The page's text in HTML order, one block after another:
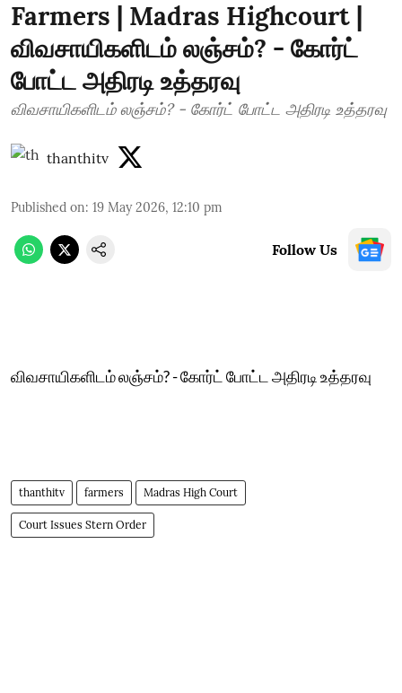
Farmers | Madras Highcourt |
விவசாயிகளிடம் லஞ்சம்? - கோர்ட்
போட்ட அதிரடி உத்தரவு
விவசாயிகளிடம் லஞ்சம்? - கோர்ட் போட்ட அதிரடி உத்தரவு
thanthitv
Published on: 19 May 2026, 12:10 pm
Follow Us
விவசாயிகளிடம் லஞ்சம்? - கோர்ட் போட்ட அதிரடி உத்தரவு
thanthitv farmers Madras High Court
Court Issues Stern Order